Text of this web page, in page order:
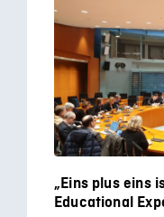
„Eins plus eins
Educational